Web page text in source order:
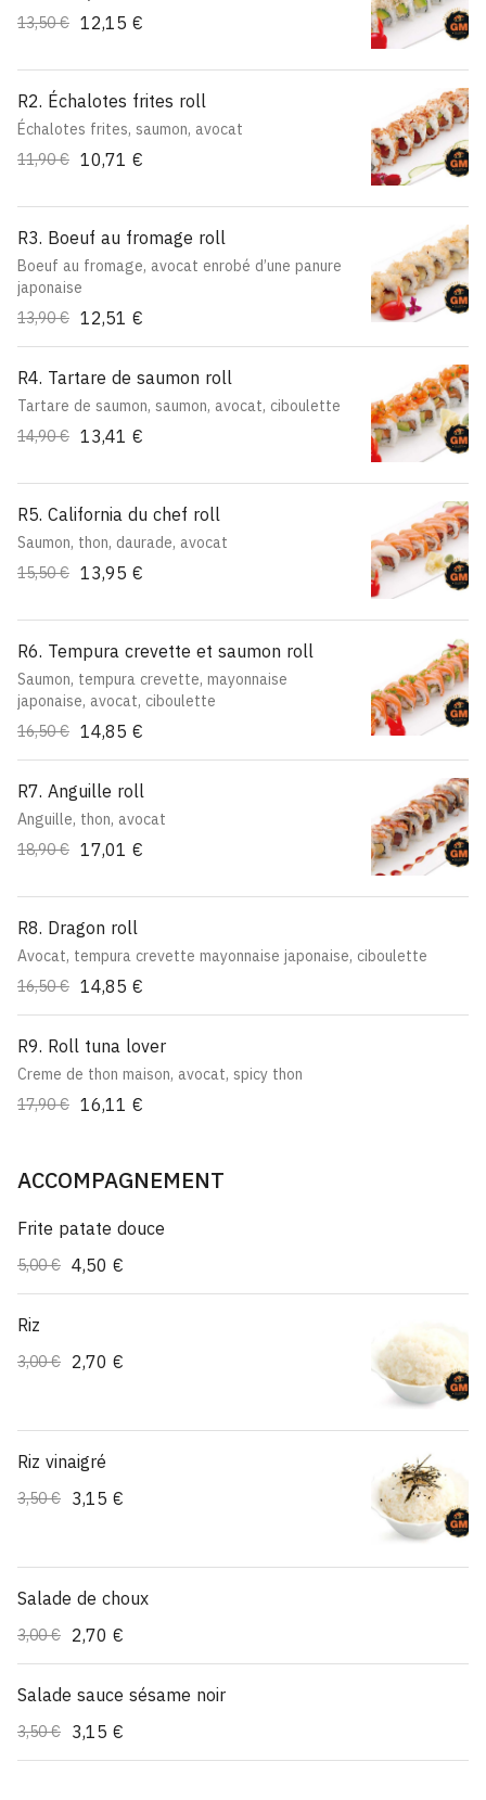
13,50 € 12,15 €
R2. Échalotes frites roll
Échalotes frites, saumon, avocat
11,90 € 10,71 €
R3. Boeuf au fromage roll
Boeuf au fromage, avocat enrobé d’une panure
japonaise
13,90 € 12,51 €
R4. Tartare de saumon roll
Tartare de saumon, saumon, avocat, ciboulette
14,90 € 13,41 €
R5. California du chef roll
Saumon, thon, daurade, avocat
15,50 € 13,95 €
R6. Tempura crevette et saumon roll
Saumon, tempura crevette, mayonnaise
japonaise, avocat, ciboulette
16,50 € 14,85 €
R7. Anguille roll
Anguille, thon, avocat
18,90 € 17,01 €
R8. Dragon roll
Avocat, tempura crevette mayonnaise japonaise, ciboulette
16,50 € 14,85 €
R9. Roll tuna lover
Creme de thon maison, avocat, spicy thon
17,90 € 16,11 €
ACCOMPAGNEMENT
Frite patate douce
5,00 € 4,50 €
Riz
3,00 € 2,70 €
Riz vinaigré
3,50 € 3,15 €
Salade de choux
3,00 € 2,70 €
Salade sauce sésame noir
3,50 € 3,15 €